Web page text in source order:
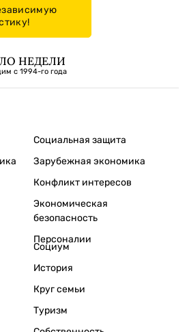
НЕДЕЛИ
с 1994-го года
Социальная защита
Зарубежная экономика
Конфликт интересов
Экономическая
безопасность
Персоналии
Социум
История
Круг семьи
Туризм